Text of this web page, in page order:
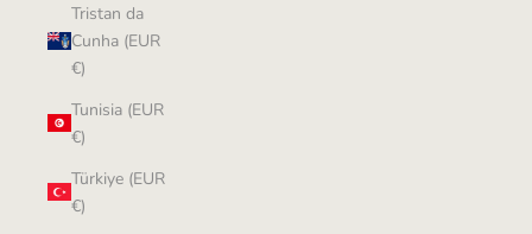
Tristan da
Cunha (EUR
€)
Tunisia (EUR
€)
Türkiye (EUR
€)